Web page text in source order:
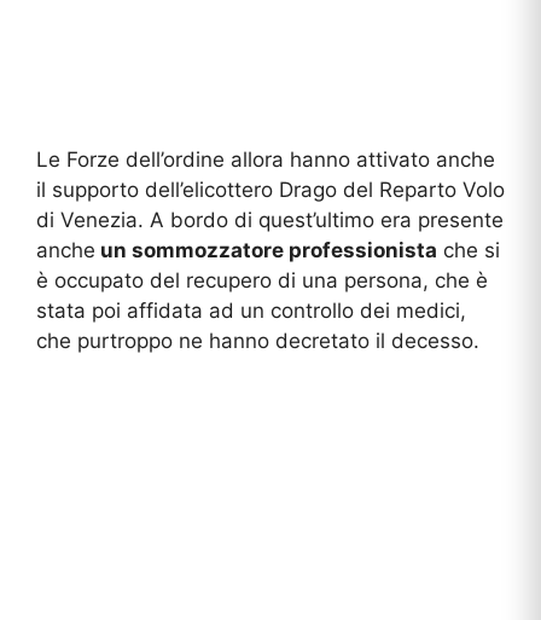
Le Forze dell’ordine allora hanno attivato anche
il supporto dell’elicottero Drago del Reparto Volo
di Venezia. A bordo di quest’ultimo era presente
anche un sommozzatore professionista che si
è occupato del recupero di una persona, che è
stata poi affidata ad un controllo dei medici,
che purtroppo ne hanno decretato il decesso.